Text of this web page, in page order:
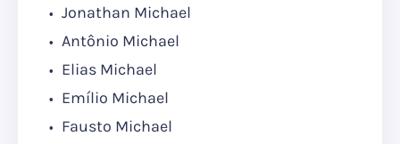
Jonathan Michael
Antônio Michael
Elias Michael
Emílio Michael
Fausto Michael